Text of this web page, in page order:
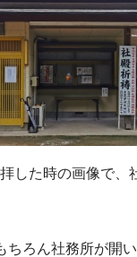
した時の画像で、
ちろん社務所が開